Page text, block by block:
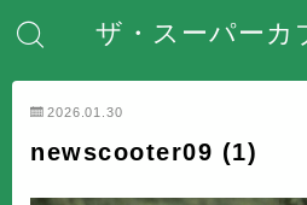
ザ・スーパーカ
MENU
ホーム
2026.01.30
newscooter09 (1)